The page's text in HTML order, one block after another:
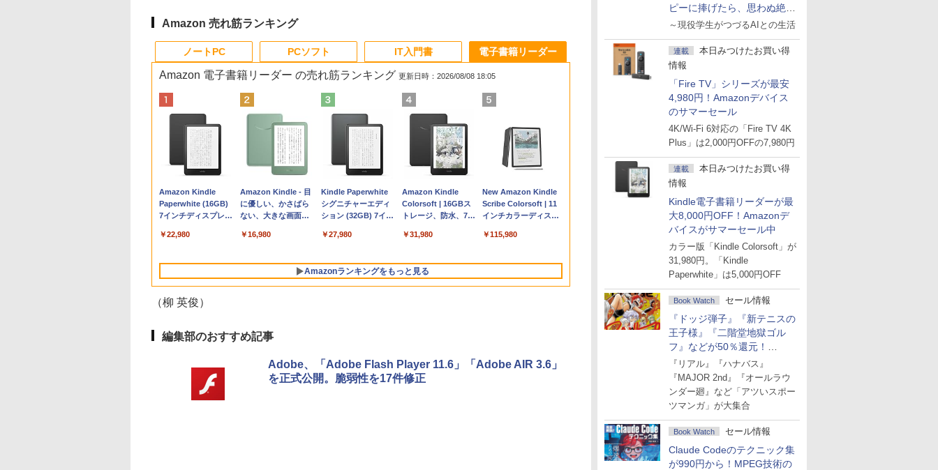
ピーに捧げたら、思わぬ絶景
に出会った話
～現役学生がつづるAIとの生活
連載
本日みつけたお買い得
情報
「Fire TV」シリーズが最安
4,980円！Amazonデバイス
のサマーセール
4K/Wi-Fi 6対応の「Fire TV 4K
Plus」は2,000円OFFの7,980円
連載
本日みつけたお買い得
情報
Kindle電子書籍リーダーが最
大8,000円OFF！Amazonデ
バイスがサマーセール中
カラー版「Kindle Colorsoft」が
31,980円。「Kindle
Paperwhite」は5,000円OFF
Book Watch セール情報
『ドッジ弾子』『新テニスの
王子様』『二階堂地獄ゴル
フ』などが50％還元！
Amazonマンガ週末セール
『リアル』『ハナバス』
『MAJOR 2nd』『オールラウ
ンダー廻』など「アツいスポー
ツマンガ」が大集合
Book Watch セール情報
Claude Codeのテクニック集
が990円から！MPEG技術の
Amazon 売れ筋ランキング
ノートPC
Apple 2026
MacBook Neo A18
Proチップ搭載13イ
AIとApple
設計、Liquid Retina
ユニファイドメモ
リ、512GB SSDスト
レージ、1080p
ラ、Touch ID - シル
￥131,111
tomtoc 360°保護
15.6 16インチ パソコ
ンケース Dell NEC
dynabook Lenovo
￥2,952
Apple 2026
MacBook Air M5チ
ップ搭載13インチノ
Apple Intelligence、
Retinaディスプレ
イ、16GBユニファイ
ドメモリ、1TB SSD
￥278,800
【Amazon.co.jp限
定】 HP ノートパソ
コン 15-fd 15.6イン
512GB SSD インテ
￥129,800
FMV ノートパソコン
WE1-K3 (MS 365
Personal/Copilotキー
型/Core i5/16GB/SSD
FMVWK3E15W_AZ
￥139,880
PCソフト
Robloxギフトカード
- 800 Robux 【限定
バーチャルアイテム
ンゲームコード】 ロ
インコード版
￥1,300
Robloxギフトカード
- 1000 Robux 【限定
バーチャルアイテム
ンゲームコード】 ロ
ンコード版
￥1,600
Microsoft Office
Home & Business
2024(最新 永続版)|オ
版|Windows11、
￥39,582
Robloxギフトカード
- 2,000 Robux 【限
定バーチャルアイテ
インゲームコード】
ラインコード版
￥3,200
Windows版 |
Minecraft (マインクラ
フト): Java & Bedrock
ード版
￥3,600
IT入門書
生成AIパスポート公
式テキスト 第４版
￥1,766
AIイラスト表現辞典:
思い通りの絵を引き
出す プロンプトの言
ズ (はぴーイラスト
￥480
ClaudeCode いちば
んやさしい 教科書:
非エンジニア 初心者
マニュアル AI副業に
もKindle出版にも！
非エンジニアのため
のAIコーディング入
￥99
1冊ですべて身につく
HTML & CSSとWeb
デザイン入門講座
￥1,292
FM TOWNS ハイパ
ー・カタログ: 本体ハ
ードウェア・市販ソフ
トリストと最新エミュ
￥1,600
電子書籍リーダー
Amazon 電子書籍リーダー の売れ筋ランキング 更新日時：2026/08/08 18:05
Amazon Kindle
Paperwhite (16GB)
7インチディスプレ
ト、12週間持続バッ
ブラック
￥22,980
Amazon Kindle - 目
に優しい、かさばら
ない、大きな画面で
続バッテリー、6イン
書籍リーダー、マッ
チャ、16GB、広告な
し
￥16,980
Kindle Paperwhite
シグニチャーエディ
ション (32GB) 7イン
るさ自動調整、色調
持続バッテリー、広
告なし、メタリック
ブラック
￥27,980
Amazon Kindle
Colorsoft | 16GBス
トレージ、防水、7イ
レイ、色調調節ライ
ッテリー、広告無
し、ブラック (2025
年発売)
￥31,980
New Amazon Kindle
Scribe Colorsoft | 11
インチカラーディスプ
ジ、ノート機能搭載、
調節ライト、プレミア
イト
￥115,980
Amazonランキングをもっと見る
（柳 英俊）
編集部のおすすめ記事
Adobe、「Adobe Flash Player 11.6」「Adobe AIR 3.6」
を正式公開。脆弱性を17件修正